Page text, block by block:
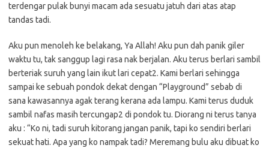
terdengar pulak bunyi macam ada sesuatu jatuh dari atas atap
tandas tadi.
Aku pun menoleh ke belakang, Ya Allah! Aku pun dah panik giler
waktu tu, tak sanggup lagi rasa nak berjalan. Aku terus berlari sambil
berteriak suruh yang lain ikut lari cepat2. Kami berlari sehingga
sampai ke sebuah pondok dekat dengan “Playground” sebab di
sana kawasannya agak terang kerana ada lampu. Kami terus duduk
sambil nafas masih tercungap2 di pondok tu. Diorang ni terus tanya
aku : “Ko ni, tadi suruh kitorang jangan panik, tapi ko sendiri berlari
sekuat hati. Apa yang ko nampak tadi? Meremang bulu aku dibuat ko